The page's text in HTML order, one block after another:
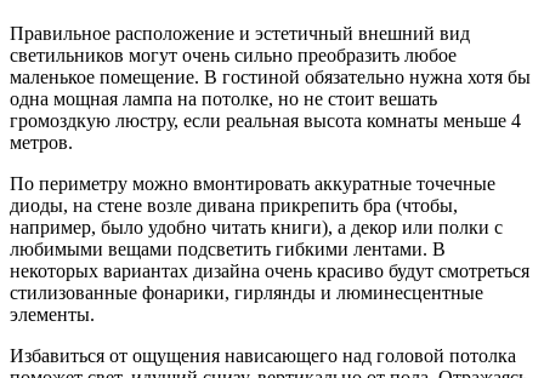
Правильное расположение и эстетичный внешний вид
светильников могут очень сильно преобразить любое
маленькое помещение. В гостиной обязательно нужна хотя бы
одна мощная лампа на потолке, но не стоит вешать
громоздкую люстру, если реальная высота комнаты меньше 4
метров.
По периметру можно вмонтировать аккуратные точечные
диоды, на стене возле дивана прикрепить бра (чтобы,
например, было удобно читать книги), а декор или полки с
любимыми вещами подсветить гибкими лентами. В
некоторых вариантах дизайна очень красиво будут смотреться
стилизованные фонарики, гирлянды и люминесцентные
элементы.
Избавиться от ощущения нависающего над головой потолка